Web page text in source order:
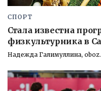
СПОРТ
Стала известна
физкультурника в
Надежда Галимуллина,